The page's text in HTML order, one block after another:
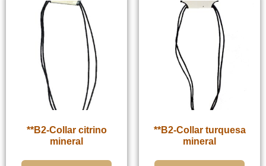
**B2-Collar citrino
mineral
**B2-Collar turquesa
mineral